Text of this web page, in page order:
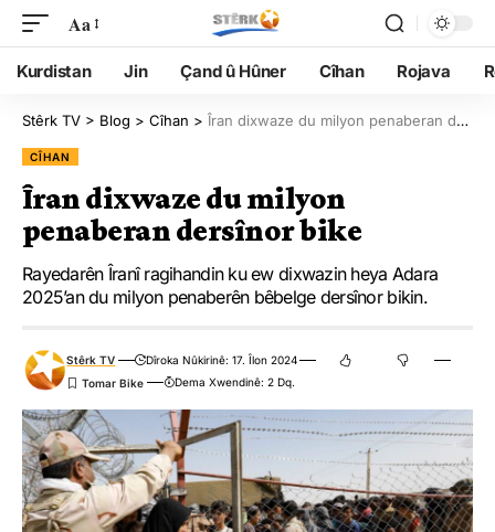
Aa
Kurdistan Jin Çand û Hûner Cîhan Rojava
Stêrk TV > Blog > Cîhan > Îran dixwaze du milyon penaberan dersînor bike
CÎHAN
Îran dixwaze du milyon
penaberan dersînor bike
Rayedarên Îranî ragihandin ku ew dixwazin heya Adara
2025’an du milyon penaberên bêbelge dersînor bikin.
Stêrk TV
Dîroka Nûkirinê: 17. Îlon 2024
Dema Xwendinê: 2 Dq.